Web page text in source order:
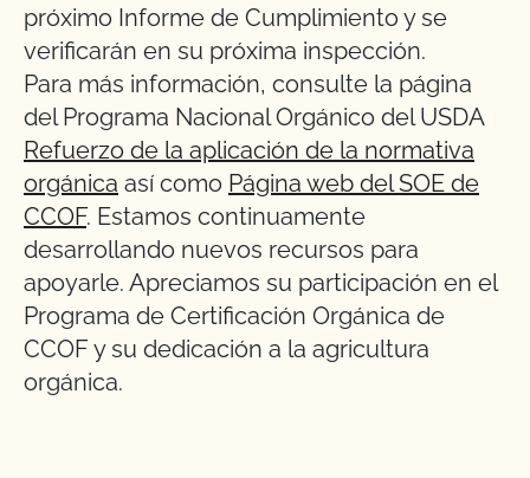
próximo Informe de Cumplimiento y se
verificarán en su próxima inspección.
Para más información, consulte la página
del Programa Nacional Orgánico del USDA
Refuerzo de la aplicación de la normativa
orgánica así como Página web del SOE de
CCOF. Estamos continuamente
desarrollando nuevos recursos para
apoyarle. Apreciamos su participación en el
Programa de Certificación Orgánica de
CCOF y su dedicación a la agricultura
orgánica.